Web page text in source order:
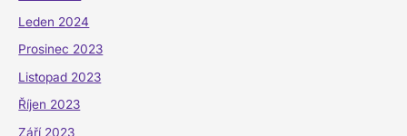
Leden 2024
Prosinec 2023
Listopad 2023
Říjen 2023
Září 2023